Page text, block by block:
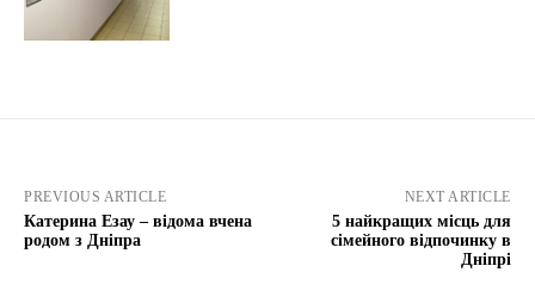
PREVIOUS ARTICLE
Катерина Езау – відома вчена
родом з Дніпра
NEXT ARTICLE
5 найкращих місць для
сімейного відпочинку в
Дніпрі